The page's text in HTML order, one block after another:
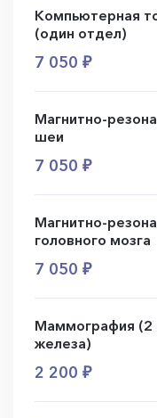
Компьютерная
(один отдел)
7 050 ₽
Магнитно-
шеи
7 050 ₽
Магнитно-
головного мозга
7 050 ₽
Маммография (2
железа)
2 200 ₽